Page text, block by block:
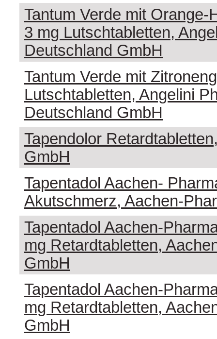
Tantum Verde mit Orange-
3 mg Lutschtabletten,
Deutschland GmbH
Tantum Verde mit
Lutschtabletten, Angelini
Deutschland GmbH
Tapendolor
GmbH
Tapentadol Aachen-
Akutschmerz, Aachen-
Tapentadol Aachen-
mg Retardtabletten,
GmbH
Tapentadol Aachen-
mg Retardtabletten,
GmbH